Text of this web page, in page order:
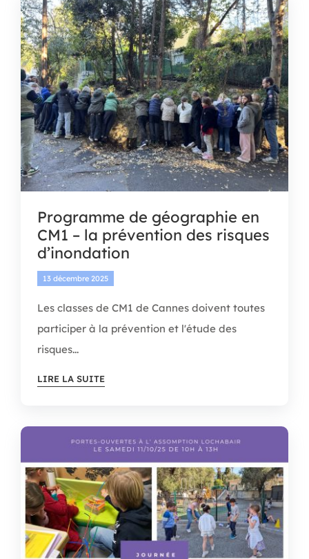
APEL
BOUTIQUE
CONTACT
Programme de géographie en
CM1 – la prévention des risques
d’inondation
13 décembre 2025
Les classes de CM1 de Cannes doivent toutes
participer à la prévention et l'étude des
risques...
LIRE LA SUITE